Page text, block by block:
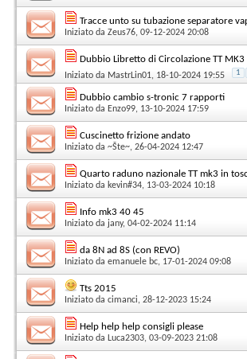
Tracce unto su tubazione separatore
Iniziato da Zeus76, 09-12-2024 20:08
Dubbio Libretto di Circolazione TT MK3
Iniziato da MastrLin01, 18-10-2024 19:55 1
Dubbio cambio s-tronic 7 rapporti
Iniziato da Enzo99, 13-10-2024 17:59
Cuscinetto frizione andato
Iniziato da ~Šte~, 26-04-2024 12:47
Quarto raduno nazionale TT mk3 in
Iniziato da kevin#34, 13-03-2024 10:18
Info mk3 40 45
Iniziato da jany, 04-02-2024 11:14
da 8N ad 8S (con REVO)
Iniziato da emanuele bc, 17-01-2024 09:08
Tts 2015
Iniziato da cimanci, 28-12-2023 15:24
Help help help consigli please
Iniziato da Luca2303, 03-09-2023 21:08